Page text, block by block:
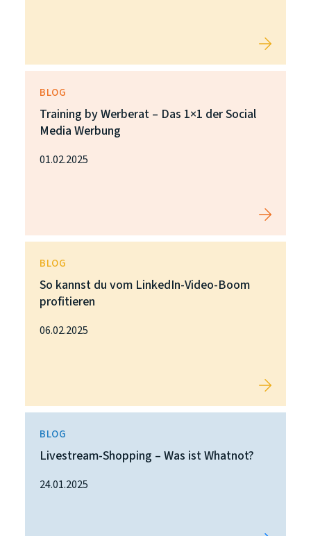
BLOG
Training by Werberat – Das 1×1 der Social
Media Werbung
01.02.2025
BLOG
So kannst du vom LinkedIn-Video-Boom
profitieren
06.02.2025
BLOG
Livestream-Shopping – Was ist Whatnot?
24.01.2025